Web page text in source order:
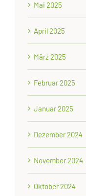
Mai 2025
April 2025
März 2025
Februar 2025
Januar 2025
Dezember 2024
November 2024
Oktober 2024